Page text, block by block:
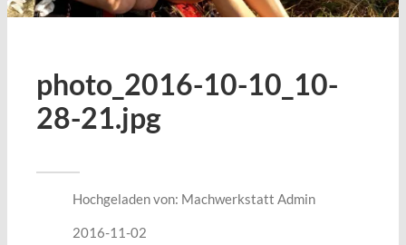
photo_2016-10-10_10-
28-21.jpg
Hochgeladen von: Machwerkstatt Admin
2016-11-02